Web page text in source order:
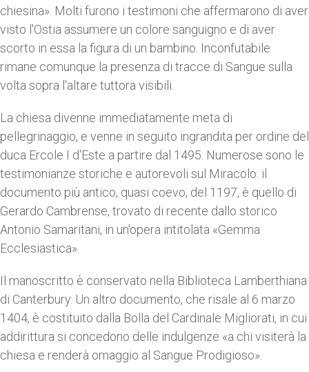
chiesina». Molti furono i testimoni che affermarono di aver
visto l'Ostia assumere un colore sanguigno e di aver
scorto in essa la figura di un bambino. Inconfutabile
rimane comunque la presenza di tracce di Sangue sulla
volta sopra l'altare tuttora visibili.
La chiesa divenne immediatamente meta di
pellegrinaggio, e venne in seguito ingrandita per ordine del
duca Ercole I d'Este a partire dal 1495. Numerose sono le
testimonianze storiche e autorevoli sul Miracolo: il
documento più antico, quasi coevo, del 1197, è quello di
Gerardo Cambrense, trovato di recente dallo storico
Antonio Samaritani, in un'opera intitolata «Gemma
Ecclesiastica».
Il manoscritto è conservato nella Biblioteca Lamberthiana
di Canterbury. Un altro documento, che risale al 6 marzo
1404, è costituito dalla Bolla del Cardinale Migliorati, in cui
addirittura si concedono delle indulgenze «a chi visiterà la
chiesa e renderà omaggio al Sangue Prodigioso».